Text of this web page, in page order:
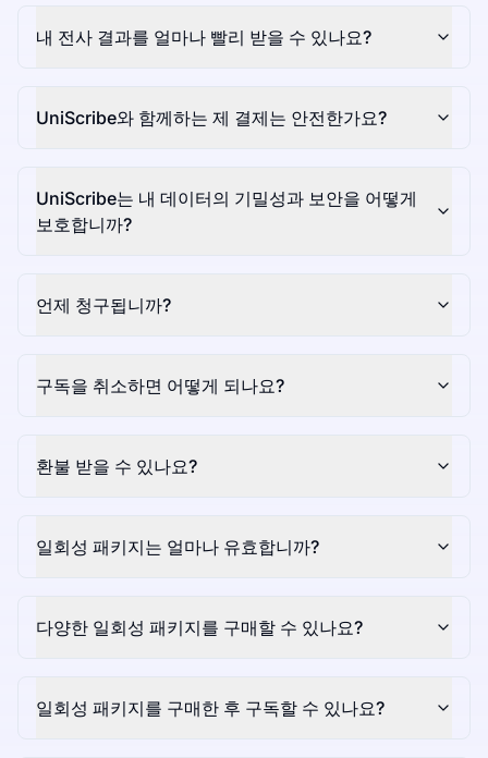
내 전사 결과를 얼마나 빨리 받을 수 있나요?
UniScribe와 함께하는 제 결제는 안전한가요?
UniScribe는 내 데이터의 기밀성과 보안을 어떻게
보호합니까?
언제 청구됩니까?
구독을 취소하면 어떻게 되나요?
환불 받을 수 있나요?
일회성 패키지는 얼마나 유효합니까?
다양한 일회성 패키지를 구매할 수 있나요?
일회성 패키지를 구매한 후 구독할 수 있나요?